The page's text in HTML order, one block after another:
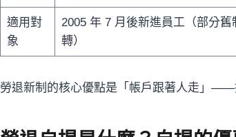
適用對
象
2005 年 7 月後新進員工（部分舊
轉）
勞退新制的核心優點是「帳戶跟著人走」——